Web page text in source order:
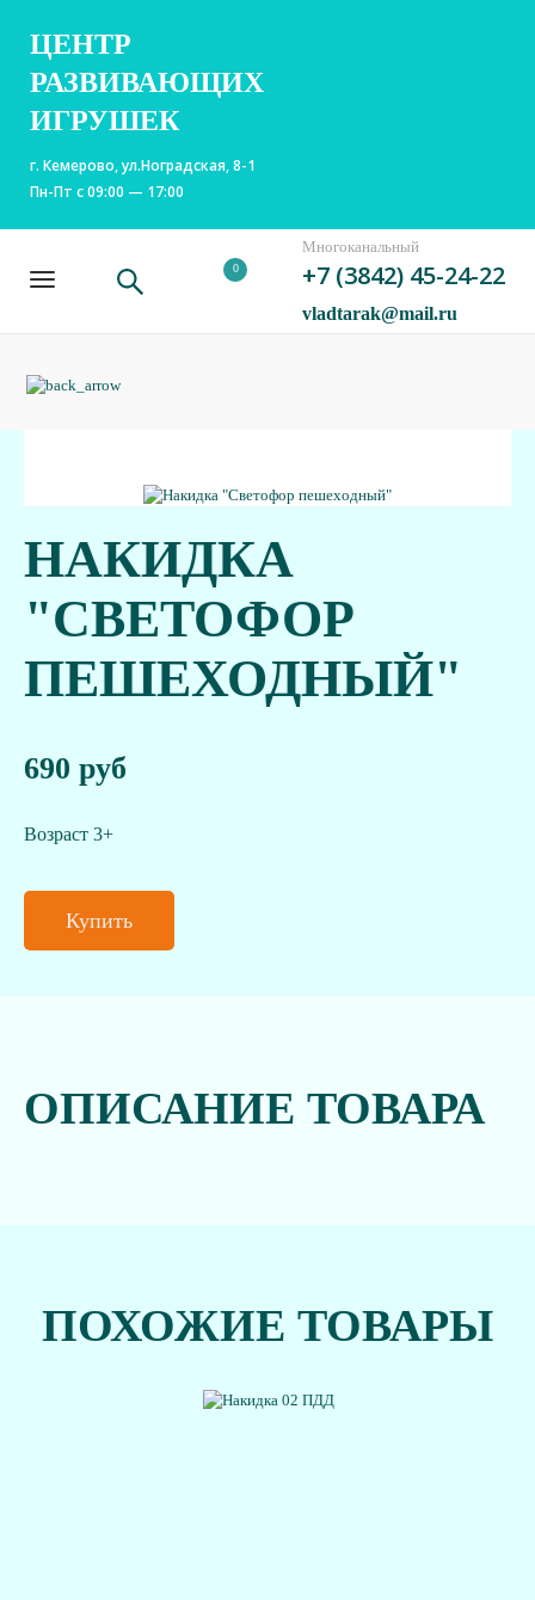
ЦЕНТР
РАЗВИВАЮЩИХ
ИГРУШЕК
г. Кемерово, ул.Ноградская, 8-1
Пн-Пт с 09:00 — 17:00
0
Многоканальный
+7 (3842) 45-24-22
vladtarak@mail.ru
НАКИДКА
"СВЕТОФОР
ПЕШЕХОДНЫЙ"
690 руб
Возраст 3+
Купить
ОПИСАНИЕ ТОВАРА
ПОХОЖИЕ ТОВАРЫ